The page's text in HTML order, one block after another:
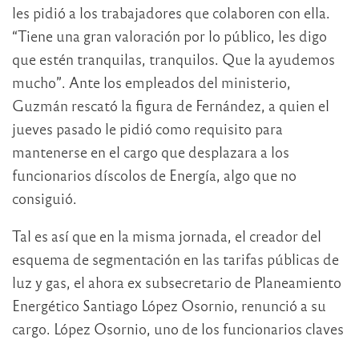
les pidió a los trabajadores que colaboren con ella.
“Tiene una gran valoración por lo público, les digo
que estén tranquilas, tranquilos. Que la ayudemos
mucho”. Ante los empleados del ministerio,
Guzmán rescató la figura de Fernández, a quien el
jueves pasado le pidió como requisito para
mantenerse en el cargo que desplazara a los
funcionarios díscolos de Energía, algo que no
consiguió.
Tal es así que en la misma jornada, el creador del
esquema de segmentación en las tarifas públicas de
luz y gas, el ahora ex subsecretario de Planeamiento
Energético Santiago López Osornio, renunció a su
cargo. López Osornio, uno de los funcionarios claves